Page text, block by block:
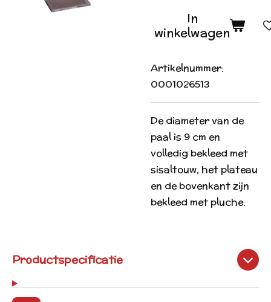
In
winkelwagen
Artikelnummer:
0001026513
De diameter van de
paal is 9 cm en
volledig bekleed met
sisaltouw, het plateau
en de bovenkant zijn
bekleed met pluche.
Productspecificatie